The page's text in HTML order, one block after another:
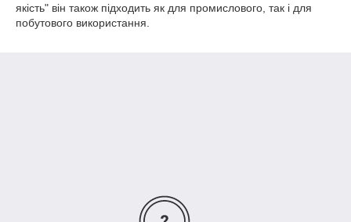
якість" він також підходить як для промислового, так і для
побутового використання.